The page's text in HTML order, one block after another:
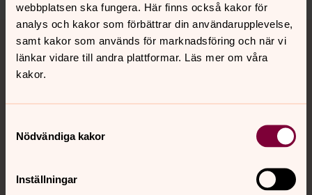
webbplatsen ska fungera. Här finns också kakor för
analys och kakor som förbättrar din användarupplevelse,
samt kakor som används för marknadsföring och när vi
länkar vidare till andra plattformar. Läs mer om våra
kakor.
Nödvändiga kakor
Inställningar
Tillbaka till toppen
Tillbaka till innehållet
Kalender